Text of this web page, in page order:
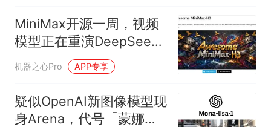
MiniMax开源一周，视频
模型正在重演DeepSeek
的故事
机器之心Pro APP专享
疑似OpenAI新图像模型现
身Arena，代号「蒙娜丽